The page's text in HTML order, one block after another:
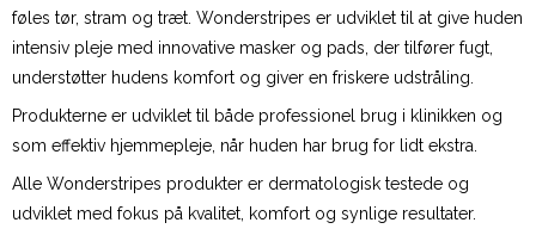
føles tør, stram og træt. Wonderstripes er udviklet til at give huden
intensiv pleje med innovative masker og pads, der tilfører fugt,
understøtter hudens komfort og giver en friskere udstråling.
Produkterne er udviklet til både professionel brug i klinikken og
som effektiv hjemmepleje, når huden har brug for lidt ekstra.
Alle Wonderstripes produkter er dermatologisk testede og
udviklet med fokus på kvalitet, komfort og synlige resultater.